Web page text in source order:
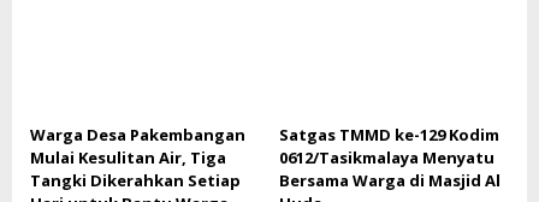
Warga Desa Pakembangan
Mulai Kesulitan Air, Tiga
Tangki Dikerahkan Setiap
Satgas TMMD ke-129 Kodim
0612/Tasikmalaya Menyatu
Bersama Warga di Masjid Al